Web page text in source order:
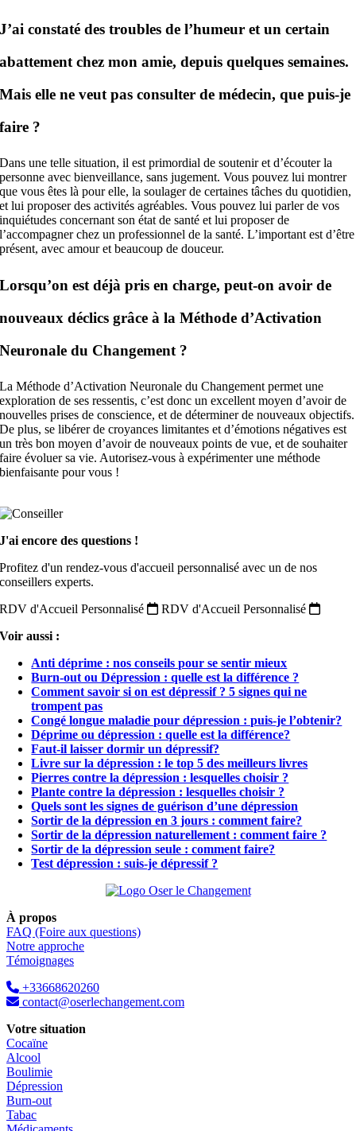
J’ai constaté des troubles de l’humeur et un certain
abattement chez mon amie, depuis quelques semaines.
Mais elle ne veut pas consulter de médecin, que puis-je
faire ?
Dans une telle situation, il est primordial de soutenir et d’écouter la
personne avec bienveillance, sans jugement. Vous pouvez lui montrer
que vous êtes là pour elle, la soulager de certaines tâches du quotidien,
et lui proposer des activités agréables. Vous pouvez lui parler de vos
inquiétudes concernant son état de santé et lui proposer de
l’accompagner chez un professionnel de la santé. L’important est d’être
présent, avec amour et beaucoup de douceur.
Lorsqu’on est déjà pris en charge, peut-on avoir de
nouveaux déclics grâce à la Méthode d’Activation
Neuronale du Changement ?
La Méthode d’Activation Neuronale du Changement permet une
exploration de ses ressentis, c’est donc un excellent moyen d’avoir de
nouvelles prises de conscience, et de déterminer de nouveaux objectifs.
De plus, se libérer de croyances limitantes et d’émotions négatives est
un très bon moyen d’avoir de nouveaux points de vue, et de souhaiter
faire évoluer sa vie. Autorisez-vous à expérimenter une méthode
bienfaisante pour vous !
J'ai encore des questions !
Profitez d'un rendez-vous d'accueil personnalisé avec un de nos
conseillers experts.
RDV d'Accueil Personnalisé
RDV d'Accueil Personnalisé
Voir aussi :
Anti déprime : nos conseils pour se sentir mieux
Burn-out ou Dépression : quelle est la différence ?
Comment savoir si on est dépressif ? 5 signes qui ne
trompent pas
Congé longue maladie pour dépression : puis-je l’obtenir?
Déprime ou dépression : quelle est la différence?
Faut-il laisser dormir un dépressif?
Livre sur la dépression : le top 5 des meilleurs livres
Pierres contre la dépression : lesquelles choisir ?
Plante contre la dépression : lesquelles choisir ?
Quels sont les signes de guérison d’une dépression
Sortir de la dépression en 3 jours : comment faire?
Sortir de la dépression naturellement : comment faire ?
Sortir de la dépression seule : comment faire?
Test dépression : suis-je dépressif ?
À propos
FAQ (Foire aux questions)
Notre approche
Témoignages
+33668620260
contact@oserlechangement.com
Votre situation
Cocaïne
Alcool
Boulimie
Dépression
Burn-out
Tabac